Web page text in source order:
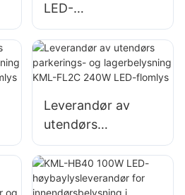
LED-
flomlysleverandør
for utendørs vegg-
og
områdebelysning
Leverandør av
utendørs
parkerings- og
lagerbelysning
KML-FL2C 240W